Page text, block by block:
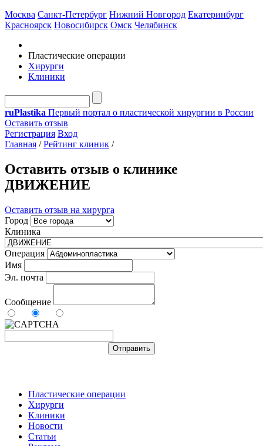
Москва Санкт-Петербург Нижний Новгород Екатеринбург
Красноярск Новосибирск Омск Челябинск
Пластические операции
Хирурги
Клиники
ruPlastika Первый портал о пластической хирургии в России
Оставить отзыв
Регистрация Вход
Главная / Рейтинг клиник /
Оставить отзыв о клинике
ДВИЖЕНИЕ
Оставить отзыв на хирурга
Город
Клиника
Операция
Имя
Эл. почта
Сообщение
Пластические операции
Хирурги
Клиники
Новости
Статьи